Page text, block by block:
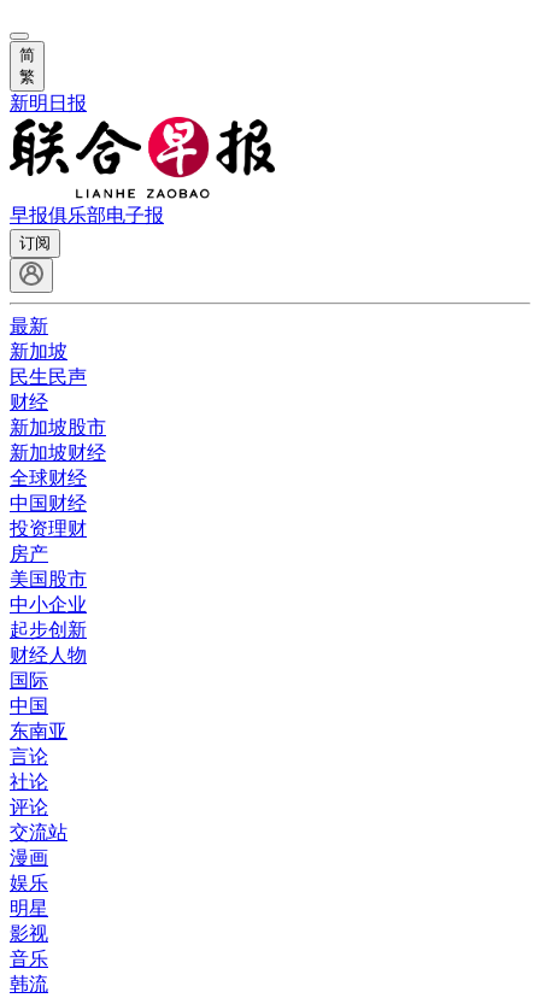
简
繁
新明日报
早报俱乐部电子报
订阅
最新
新加坡
民生民声
财经
新加坡股市
新加坡财经
全球财经
中国财经
投资理财
房产
美国股市
中小企业
起步创新
财经人物
国际
中国
东南亚
言论
社论
评论
交流站
漫画
娱乐
明星
影视
音乐
韩流